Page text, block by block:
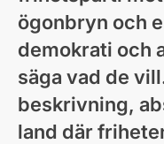
ögonbryn och
demokrati och
säga vad de
beskrivning,
land där